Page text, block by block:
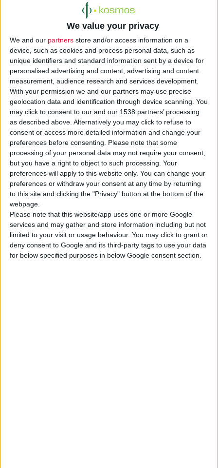
We value your privacy
We and our partners store and/or access information on a
device, such as cookies and process personal data, such as
unique identifiers and standard information sent by a device for
personalised advertising and content, advertising and content
measurement, audience research and services development.
With your permission we and our partners may use precise
geolocation data and identification through device scanning. You
may click to consent to our and our 1538 partners’ processing
as described above. Alternatively you may click to refuse to
consent or access more detailed information and change your
preferences before consenting.
Please note that some
processing of your personal data may not require your consent,
but you have a right to object to such processing. Your
preferences will apply to this website only. You can change your
preferences or withdraw your consent at any time by returning
to this site and clicking the "Privacy" button at the bottom of the
webpage.
Please note that this website/app uses one or more Google
services and may gather and store information including but not
limited to your visit or usage behaviour. You may click to grant or
deny consent to Google and its third-party tags to use your data
for below specified purposes in below Google consent section.
31/10/2024 11:32:05 μμ
Open Mind Solutions: Η πρωτοποριακή εφαρμογή Pharmalink
λύνει τα χέρια του φαρμακοποιού
Αναβαθμίζοντας την καθημερινή λειτουργία του φαρμακείου